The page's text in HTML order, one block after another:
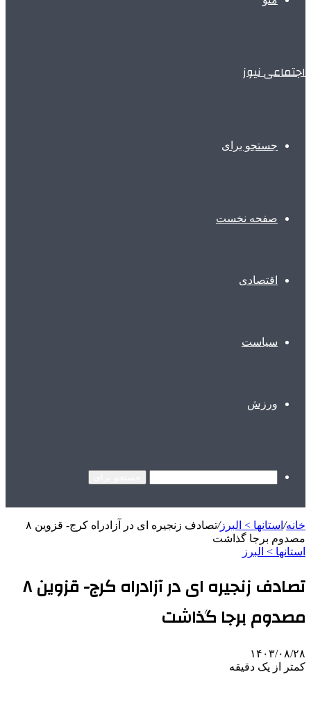
اجتماعی نیوز
جستجو برای
صفحه نخست
اقتصادی
سیاست
ورزش
خانه/ استانها > البرز/
تصادف زنجیره ای در آزادراه کرج- قزوین ۸
مصدوم برجا گذاشت
استانها > البرز
تصادف زنجیره ای در آزادراه کرج- قزوین ۸
مصدوم برجا گذاشت
۱۴۰۳/۰۸/۲۸
کمتر از یک دقیقه